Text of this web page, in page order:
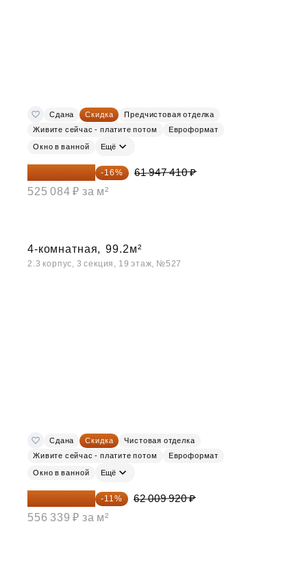
Сдана Скидка
Предчистовая отделка
Живите сейчас - платите потом
Евроформат
Окно в ванной Ещё
52 035 824 ₽ -16%
61 947 410 ₽
525 084 ₽ за м²
4-комнатная, 99.2м²
2.3 корпус, 3 секция, 19 этаж, №527
Сдана Скидка
Чистовая отделка
Живите сейчас - платите потом
Евроформат
Окно в ванной Ещё
55 188 829 ₽ -11%
62 009 920 ₽
556 339 ₽ за м²